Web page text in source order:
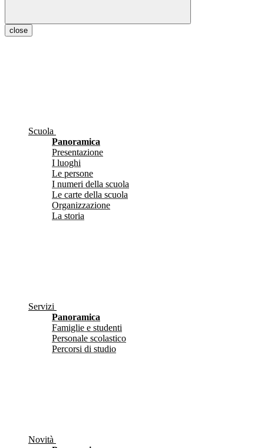
close
Scuola
Panoramica
Presentazione
I luoghi
Le persone
I numeri della scuola
Le carte della scuola
Organizzazione
La storia
Servizi
Panoramica
Famiglie e studenti
Personale scolastico
Percorsi di studio
Novità